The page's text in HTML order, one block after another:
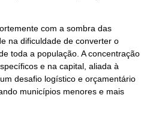
com a sombra das
na dificuldade de converter o
toda a população. A concentração
e na capital, aliada à
desafio logístico e orçamentário
municípios menores e mais